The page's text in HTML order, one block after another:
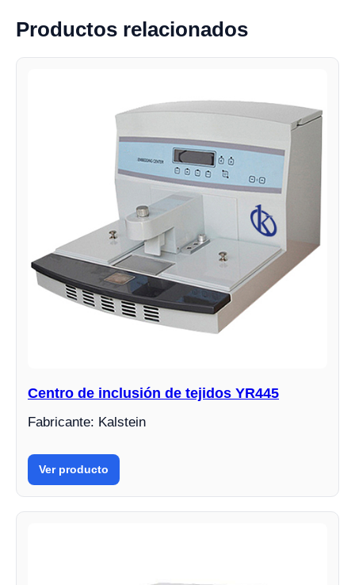
Productos relacionados
Centro de inclusión de tejidos YR445
Fabricante: Kalstein
Ver producto